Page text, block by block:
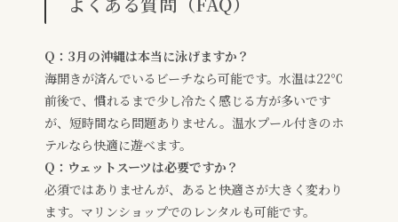
Q：3月の沖縄は本当に泳げますか？
海開きが済んでいるビーチなら可能です。水温は22℃
前後で、慣れるまで少し冷たく感じる方が多いです
が、短時間なら問題ありません。温水プール付きのホ
テルなら快適に遊べます。
Q：ウェットスーツは必要ですか？
必須ではありませんが、あると快適さが大きく変わり
ます。マリンショップでのレンタルも可能です。